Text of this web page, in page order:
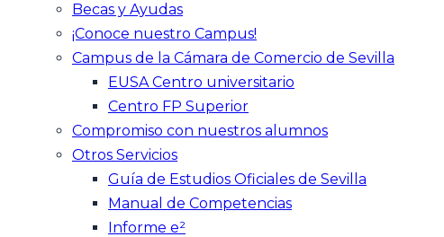
Becas y Ayudas
¡Conoce nuestro Campus!
Campus de la Cámara de Comercio de Sevilla
EUSA Centro universitario
Centro FP Superior
Compromiso con nuestros alumnos
Otros Servicios
Guía de Estudios Oficiales de Sevilla
Manual de Competencias
Informe e²